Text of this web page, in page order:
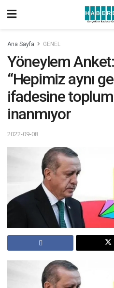
Ana Sayfa GENEL
Yöneylem Anket:
“Hepimiz aynı
ifadesine
inanmıyor
2022-09-08